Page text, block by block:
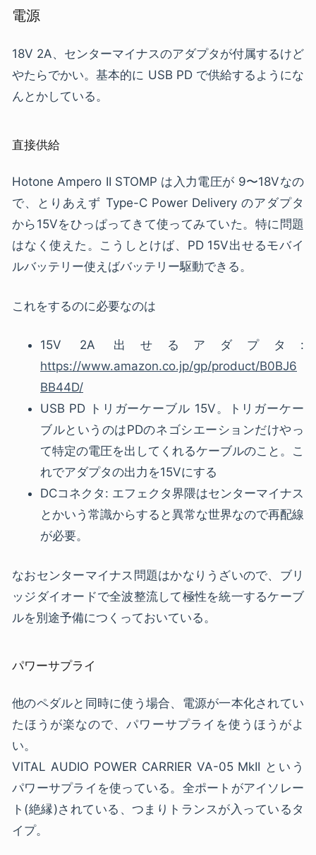
電源
18V 2A、センターマイナスのアダプタが付属するけど
やたらでかい。基本的に USB PD で供給するようにな
んとかしている。
直接供給
Hotone Ampero II STOMP は入力電圧が 9〜18Vなの
で、とりあえず Type-C Power Delivery のアダプタ
から15Vをひっぱってきて使ってみていた。特に問題
はなく使えた。こうしとけば、PD 15V出せるモバイ
ルバッテリー使えばバッテリー駆動できる。
これをするのに必要なのは
15V 2A 出せるアダプタ:
https://www.amazon.co.jp/gp/product/B0BJ6
BB44D/
USB PD トリガーケーブル 15V。トリガーケー
ブルというのはPDのネゴシエーションだけやっ
て特定の電圧を出してくれるケーブルのこと。こ
れでアダプタの出力を15Vにする
DCコネクタ: エフェクタ界隈はセンターマイナス
とかいう常識からすると異常な世界なので再配線
が必要。
なおセンターマイナス問題はかなりうざいので、ブリ
ッジダイオードで全波整流して極性を統一するケーブ
ルを別途予備につくっておいている。
パワーサプライ
他のペダルと同時に使う場合、電源が一本化されてい
たほうが楽なので、パワーサプライを使うほうがよ
い。
VITAL AUDIO POWER CARRIER VA-05 MkII という
パワーサプライを使っている。全ポートがアイソレー
ト(絶縁)されている、つまりトランスが入っているタ
イプ。